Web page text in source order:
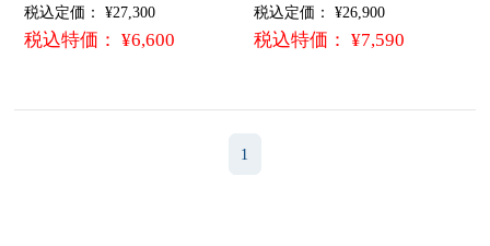
税込定価： ¥27,300
税込特価： ¥6,600
税込定価： ¥26,900
税込特価： ¥7,590
1